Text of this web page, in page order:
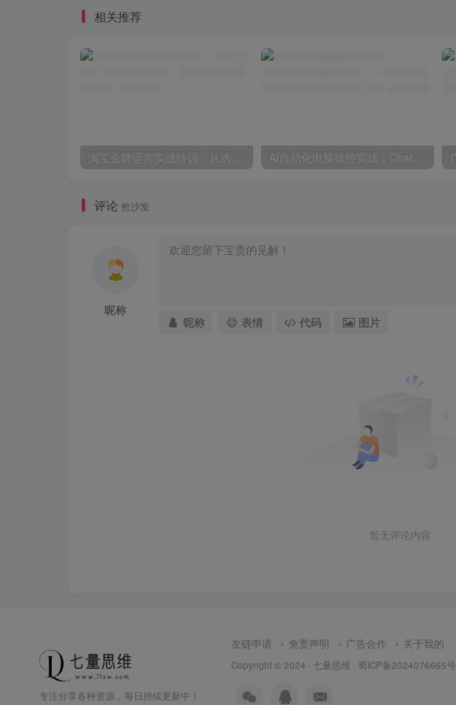
相关推荐
评论 抢沙发
昵称
昵称 表情 代码 图片
暂无评论内容
专注分享各种资源，每日持续更新中！
友链申请 免责声明 广告合作 关于我的
Copyright © 2024 · 七量思维 · 蜀ICP备2024076665号